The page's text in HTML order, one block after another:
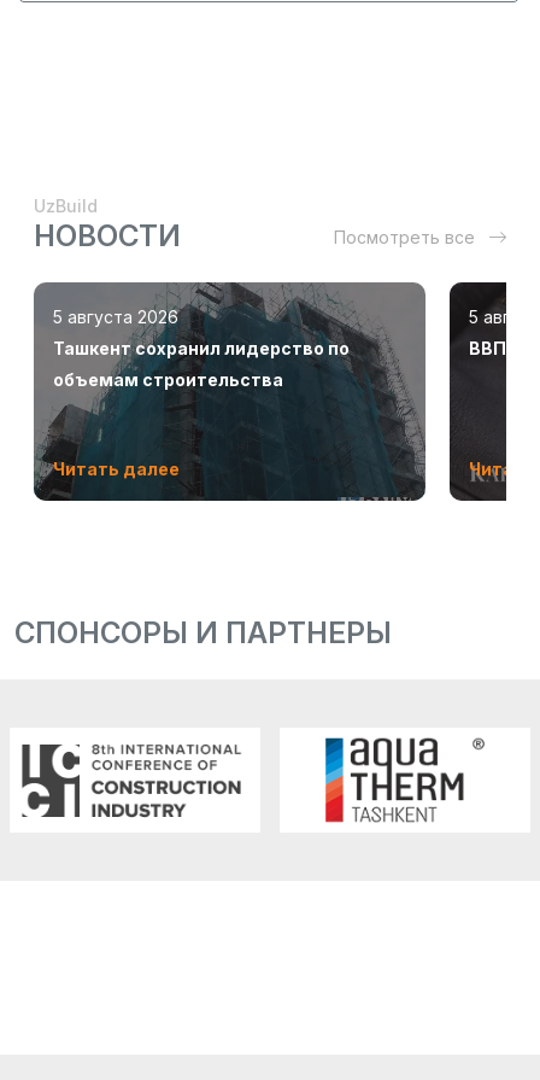
UzBuild
НОВОСТИ Посмотреть все
5 августа 2026
Ташкент сохранил лидерство по
объемам строительства
Читать далее
5
ВВП
Читать
СПОНСОРЫ И ПАРТНЕРЫ